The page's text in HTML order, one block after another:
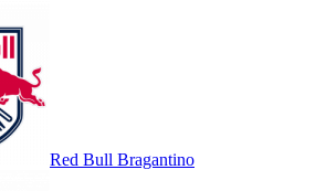
Red Bull Bragantino